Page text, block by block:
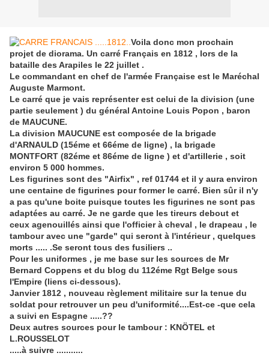
Voila donc mon prochain
projet de diorama. Un carré Français en 1812 , lors de la
bataille des Arapiles le 22 juillet .
Le commandant en chef de l'armée Française est le Maréchal
Auguste Marmont.
Le carré que je vais représenter est celui de la division (une
partie seulement ) du général Antoine Louis Popon , baron
de MAUCUNE.
La division MAUCUNE est composée de la brigade
d'ARNAULD (15éme et 66éme de ligne) , la brigade
MONTFORT (82éme et 86éme de ligne ) et d'artillerie , soit
environ 5 000 hommes.
Les figurines sont des "Airfix" , ref 01744 et il y aura environ
une centaine de figurines pour former le carré. Bien sûr il n'y
a pas qu'une boite puisque toutes les figurines ne sont pas
adaptées au carré. Je ne garde que les tireurs debout et
ceux agenouillés ainsi que l'officier à cheval , le drapeau , le
tambour avec une "garde" qui seront à l'intérieur , quelques
morts ..... .Se seront tous des fusiliers ..
Pour les uniformes , je me base sur les sources de Mr
Bernard Coppens et du blog du 112éme Rgt Belge sous
l'Empire (liens ci-dessous).
Janvier 1812 , nouveau règlement militaire sur la tenue du
soldat pour retrouver un peu d'uniformité....Est-ce -que cela
a suivi en Espagne .....??
Deux autres sources pour le tambour : KNÖTEL et
L.ROUSSELOT
.....à suivre ...........